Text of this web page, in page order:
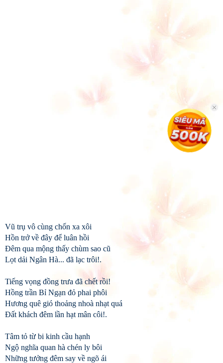
Vũ trụ vô cùng chốn xa xôi
Hồn trở về đây để luân hồi
Đêm qua mộng thấy chùm sao cũ
Lọt dải Ngân Hà... đã lạc trôi!.
Tiếng vọng đồng trưa đã chết rồi!
Hồng trần Bỉ Ngạn đỏ phai phôi
Hương quê gió thoảng nhoà nhạt quá
Đất khách đêm lần hạt mân côi!.
Tâm tỏ từ bi kinh cầu hạnh
Ngộ nghĩa quan hà chén ly bôi
Những tưởng đêm say về ngõ ái